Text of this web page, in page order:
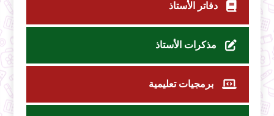
دفاتر الأستاذ
مذكرات الأستاذ
برمجيات تعليمية